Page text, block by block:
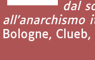
dal
all’anarchismo
Bologne, Clueb,